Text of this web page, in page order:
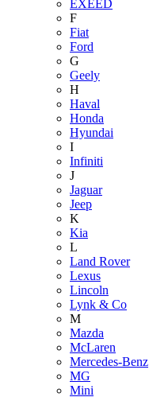
EXEED
F
Fiat
Ford
G
Geely
H
Haval
Honda
Hyundai
I
Infiniti
J
Jaguar
Jeep
K
Kia
L
Land Rover
Lexus
Lincoln
Lynk & Co
M
Mazda
McLaren
Mercedes-Benz
MG
Mini